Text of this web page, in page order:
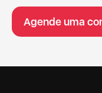
Agende uma